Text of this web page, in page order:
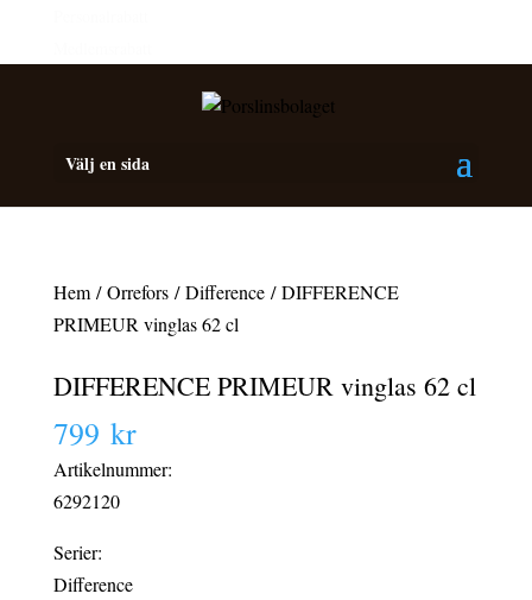
Välj en sida
Hem/Orrefors/Difference/ DIFFERENCE
PRIMEUR vinglas 62 cl
DIFFERENCE PRIMEUR vinglas 62 cl
799 kr
Artikelnummer:
6292120
Serier:
Difference